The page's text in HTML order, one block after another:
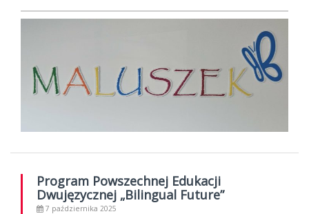
Program Powszechnej Edukacji
Dwujęzycznej „Bilingual Future”
7 października 2025